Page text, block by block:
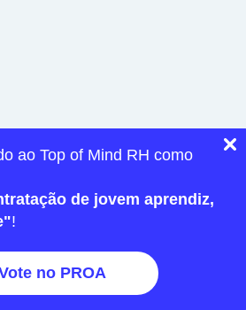
ao Top of Mind RH como
de jovem aprendiz,
!
no PROA